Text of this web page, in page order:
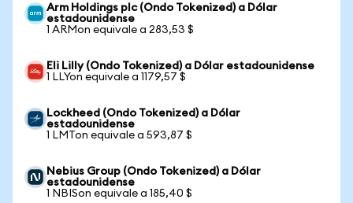
Arm Holdings plc (Ondo Tokenized) a Dólar
estadounidense
1 ARMon equivale a 283,53 $
Eli Lilly (Ondo Tokenized) a Dólar estadounidense
1 LLYon equivale a 1179,57 $
Lockheed (Ondo Tokenized) a Dólar
estadounidense
1 LMTon equivale a 593,87 $
Nebius Group (Ondo Tokenized) a Dólar
estadounidense
1 NBISon equivale a 185,40 $